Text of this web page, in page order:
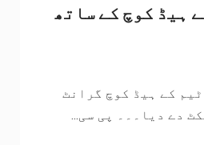
ہیڈ کوچ کے ساتھ
کے ہیڈ کوچ گرانٹ
دے دیا۔۔۔ پی سی...